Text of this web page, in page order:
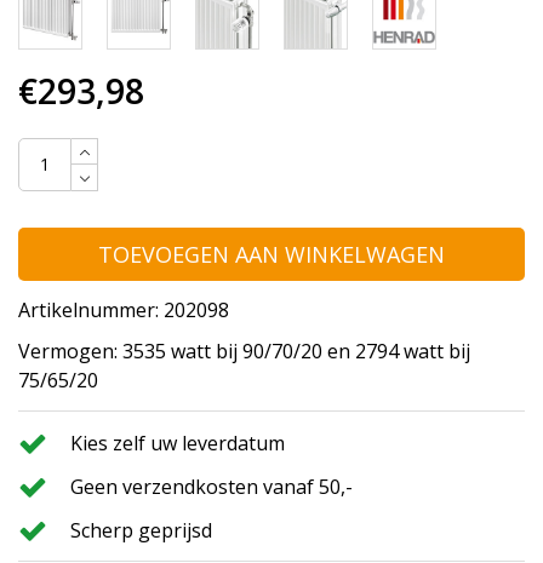
€293,98
TOEVOEGEN AAN WINKELWAGEN
Artikelnummer: 202098
Vermogen: 3535 watt bij 90/70/20 en 2794 watt bij
75/65/20
Kies zelf uw leverdatum
Geen verzendkosten vanaf 50,-
Scherp geprijsd